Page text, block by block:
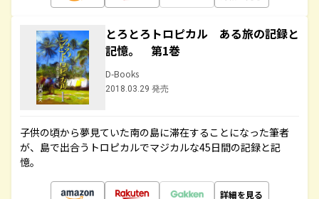
とろとろトロピカル ある旅の記録と
記憶。 第1巻
D-Books
2018.03.29 発売
子供の頃から夢見ていた南の島に滞在することになった筆者
が、島で出合うトロピカルでマジカルな45日間の記録と記
憶。
詳細を見る